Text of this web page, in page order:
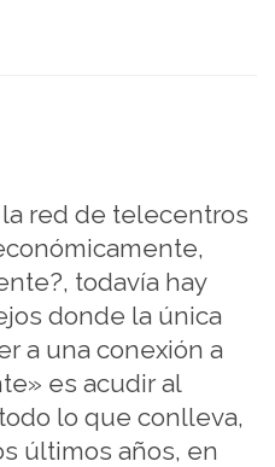
red de telecentros
todavía hay
donde la única
a una conexión a
es acudir al
lo que conlleva,
últimos años, en